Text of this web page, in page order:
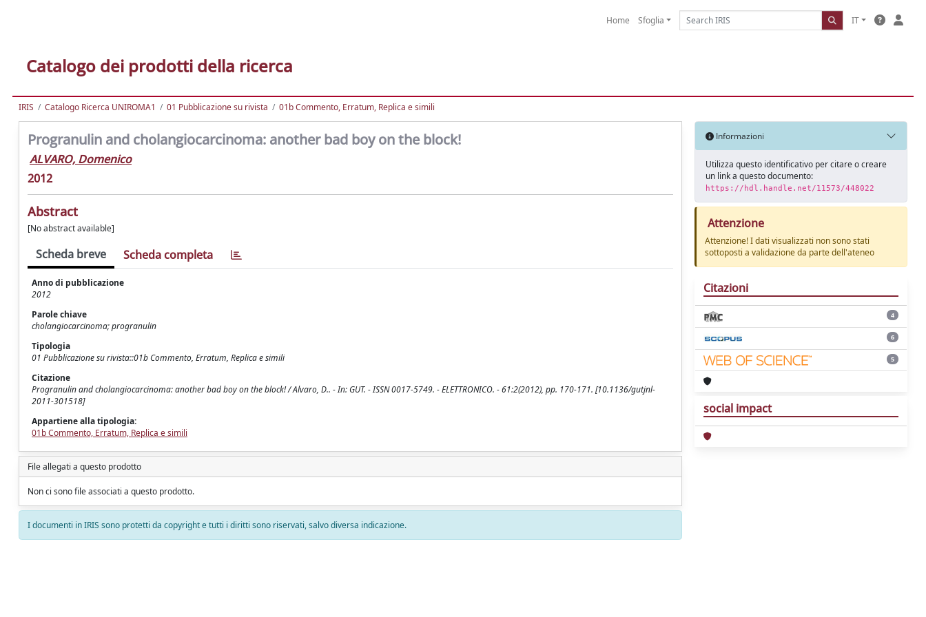
Home Sfoglia IT
Catalogo dei prodotti della ricerca
IRIS Catalogo Ricerca UNIROMA1 01 Pubblicazione su rivista 01b Commento, Erratum, Replica e simili
Progranulin and cholangiocarcinoma: another bad boy on the block!
ALVARO, Domenico
2012
Abstract
[No abstract available]
Scheda breve Scheda completa
Anno di pubblicazione
2012
Parole chiave
cholangiocarcinoma; progranulin
Tipologia
01 Pubblicazione su rivista::01b Commento, Erratum, Replica e simili
Citazione
Progranulin and cholangiocarcinoma: another bad boy on the block! / Alvaro, D.. - In: GUT. - ISSN 0017-5749. - ELETTRONICO. - 61:2(2012), pp. 170-171. [10.1136/gutjnl-
2011-301518]
Appartiene alla tipologia:
01b Commento, Erratum, Replica e simili
File allegati a questo prodotto
Non ci sono file associati a questo prodotto.
I documenti in IRIS sono protetti da copyright e tutti i diritti sono riservati, salvo diversa indicazione.
Informazioni
Utilizza questo identificativo per citare o creare
un link a questo documento:
https://hdl.handle.net/11573/448022
Attenzione
Attenzione! I dati visualizzati non sono stati
sottoposti a validazione da parte dell'ateneo
Citazioni
4
6
5
social impact